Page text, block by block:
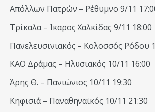
Απόλλων Πατρών – Ρέθυμνο 9/11
Τρίκαλα – Ίκαρος Χαλκίδας 9/11 18:00
Πανελευσινιακός – Κολοσσός Ρόδου
ΚΑΟ Δράμας – Ηλυσιακός 10/11 16:00
Άρης Θ. – Πανιώνιος 10/11 19:30
Κηφισιά – Παναθηναϊκός 10/11 21:30